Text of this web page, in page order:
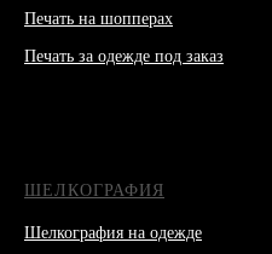
Печать на шопперах
Печать за одежде под заказ
ШЕЛКОГРАФИЯ
Шелкография на одежде